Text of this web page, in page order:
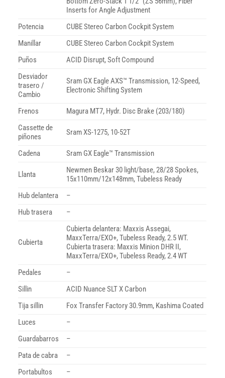
Inserts for Angle Adjustment
Potencia
CUBE Stereo Carbon Cockpit System
Manillar
CUBE Stereo Carbon Cockpit System
Puños
ACID Disrupt, Soft Compound
Desviador
trasero /
Cambio
Sram GX Eagle AXS™ Transmission, 12-Speed,
Electronic Shifting System
Frenos
Magura MT7, Hydr. Disc Brake (203/180)
Cassette de
piñones
Sram XS-1275, 10-52T
Cadena Sram GX Eagle™ Transmission
Llanta
Newmen Beskar 30 light/base, 28/28 Spokes,
15x110mm/12x148mm, Tubeless Ready
Hub delantera
–
Hub trasera
–
Cubierta
Cubierta delantera: Maxxis Assegai,
MaxxTerra/EXO+, Tubeless Ready, 2.5 WT.
Cubierta trasera: Maxxis Minion DHR II,
MaxxTerra/EXO+, Tubeless Ready, 2.4 WT
Pedales
–
Sillin
ACID Nuance SLT X Carbon
Tija sillin
Fox Transfer Factory 30.9mm, Kashima Coated
Luces
–
Guardabarros
–
Pata de cabra
–
Portabultos
–